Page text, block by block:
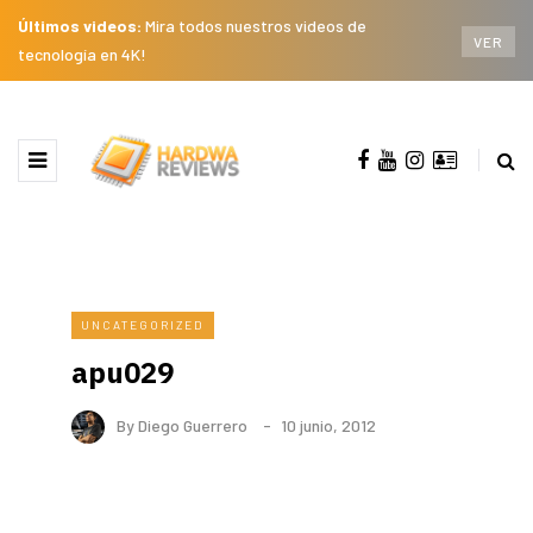
Últimos videos: Mira todos nuestros videos de
tecnología en 4K!
VER
UNCATEGORIZED
apu029
ByDiego Guerrero 10 junio, 2012